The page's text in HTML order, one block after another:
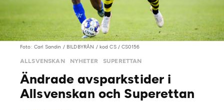
Foto: Carl Sandin / BILDBYRÅN / kod CS / CS0156
ALLSVENSKAN NYHETER SUPERETTAN
Ändrade avsparkstider i
Allsvenskan och Superettan